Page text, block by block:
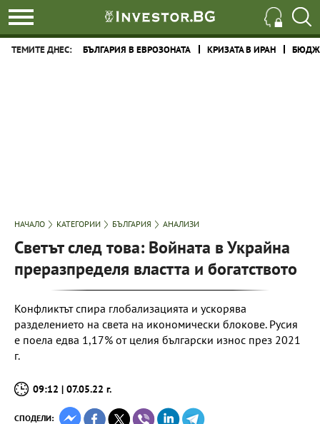
ТЕМИТЕ ДНЕС: БЪЛГАРИЯ В ЕВРОЗОНАТА КРИЗАТА В ИРАН
НАЧАЛО КАТЕГОРИИ БЪЛГАРИЯ АНАЛИЗИ
Светът след това: Войната в Украйна
преразпределя властта и богатството
Конфликтът спира глобализацията и ускорява
разделението на света на икономически блокове. Русия
е поела едва 1,17% от целия български износ през 2021
г.
09:12 | 07.05.22 г.
СПОДЕЛИ: